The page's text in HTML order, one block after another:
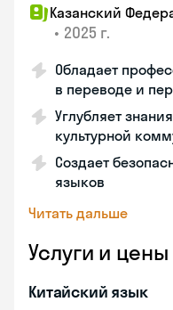
Казанский
• 2025 г.
Обладает
в переводе и
Углубляет
культурной
Создает
языков
Читать дальше
Услуги и цены
Китайский язык